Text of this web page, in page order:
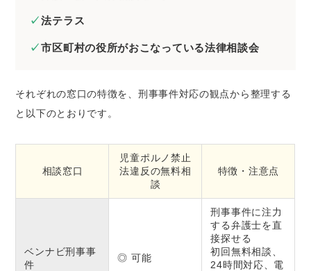
法テラス
市区町村の役所がおこなっている法律相談会
それぞれの窓口の特徴を、刑事事件対応の観点から整理する
と以下のとおりです。
相談窓口
児童ポルノ禁止
法違反の無料相
談
特徴・注意点
ベンナビ刑事事
件
◎ 可能
刑事事件に注力
する弁護士を直
接探せる
初回無料相談、
24時間対応、電